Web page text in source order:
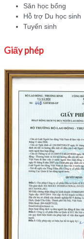
Săn học bổng
Hỗ trợ Du học sinh
Tuyển sinh
Giấy phép